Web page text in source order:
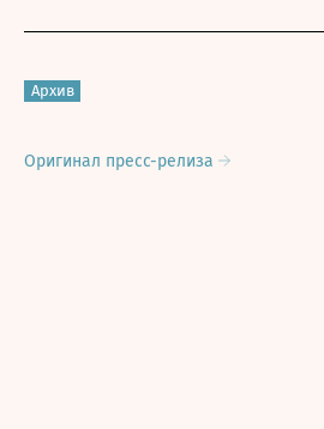
Архив
Оригинал пресс-релиза